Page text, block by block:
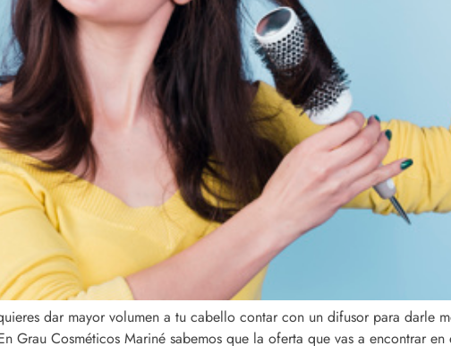
dar mayor volumen a tu cabello contar con un difusor para darle
Grau Cosméticos Mariné sabemos que la oferta que vas a encontrar